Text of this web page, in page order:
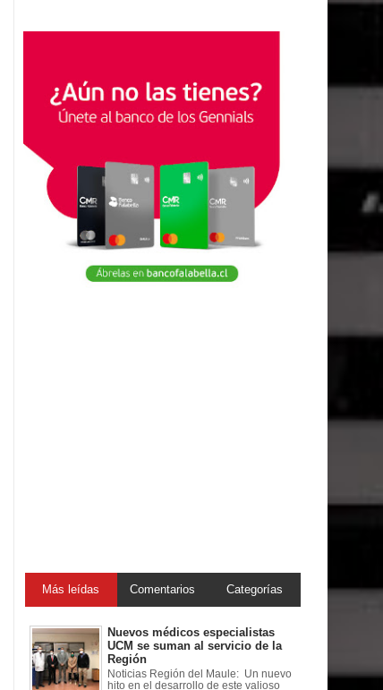
Más leídas Comentarios Categorías
Nuevos médicos especialistas
UCM se suman al servicio de la
Región
Noticias Región del Maule: Un nuevo
hito en el desarrollo de este valioso